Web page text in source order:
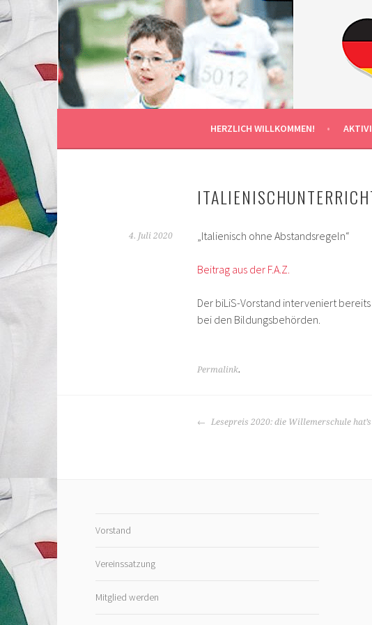
Springe
zum
Inhalt
BILIS FRANKFURT AM
FÖRDERVEREIN DER DEUTSCH-ITALIENISCHEN
HERZLICH WILLKOMMEN!
4. Juli 2020 „Italienisch ohne Abstandsregeln“
Beitrag aus der F.A.Z.
Der biLiS-Vorstand interveniert
bei den Bildungsbehörden.
Permalink.
BEITRAGS-
Lesepreis 2020: die Willemerschule
Vorstand
Vereinssatzung
Mitglied werden